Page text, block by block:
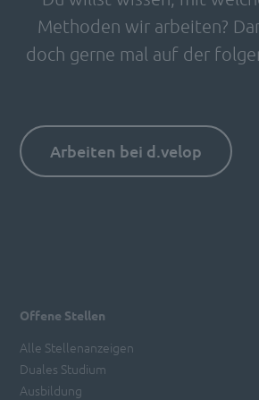
Methoden wir arbeiten?
doch gerne mal auf der
Arbeiten bei d.velop
Offene Stellen
Alle Stellenanzeigen
Duales Studium
Ausbildung